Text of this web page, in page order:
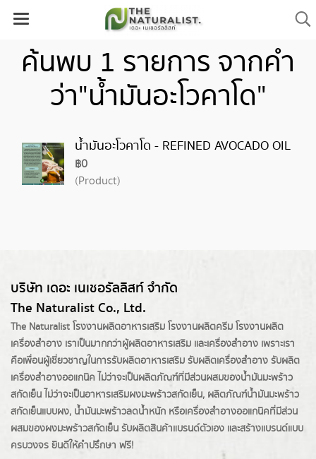
ค้นพบ 1 รายการ จากคำ
ว่า"น้ำมันอะโวคาโด"
น้ำมันอะโวคาโด - REFINED AVOCADO OIL
฿0
(Product)
บริษัท เดอะ เนเชอรัลลิสท์ จำกัด
The Naturalist Co., Ltd.
The Naturalist โรงงานผลิตอาหารเสริม โรงงานผลิตครีม โรงงานผลิต
เครื่องสำอาง เราเป็นมากกว่าผู้ผลิตอาหารเสริม และเครื่องสำอาง เพราะเรา
คือเพื่อนผู้เชี่ยวชาญในการรับผลิตอาหารเสริม รับผลิตเครื่องสำอาง รับผลิต
เครื่องสำอางออแกนิค ไม่ว่าจะเป็นผลิตภัณฑ์ที่มีส่วนผสมของน้ำมันมะพร้าว
สกัดเย็น ไม่ว่าจะเป็นอาหารเสริมผงมะพร้าวสกัดเย็น, ผลิตภัณฑ์น้ำมันมะพร้าว
สกัดเย็นแบบผง, น้ำมันมะพร้าวลดน้ำหนัก หรือเครื่องสำอางออแกนิคที่มีส่วน
ผสมของผงมะพร้าวสกัดเย็น รับผลิตสินค้าแบรนด์ตัวเอง และสร้างแบรนด์แบบ
ครบวงจร ยินดีให้คำปรึกษา ฟรี!